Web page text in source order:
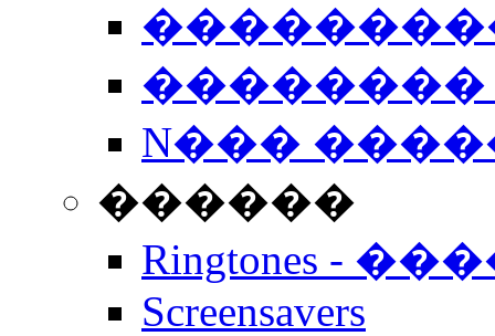
��������
N���
������
Ringtones -
Screensavers